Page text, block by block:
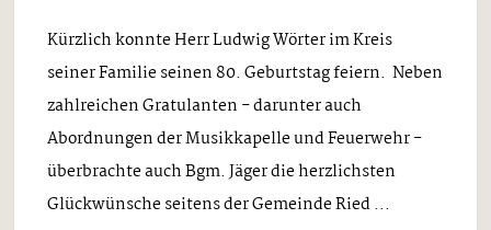
Kürzlich konnte Herr Ludwig Wörter im Kreis
seiner Familie seinen 80. Geburtstag feiern. Neben
zahlreichen Gratulanten - darunter auch
Abordnungen der Musikkapelle und Feuerwehr -
überbrachte auch Bgm. Jäger die herzlichsten
Glückwünsche seitens der Gemeinde Ried ...